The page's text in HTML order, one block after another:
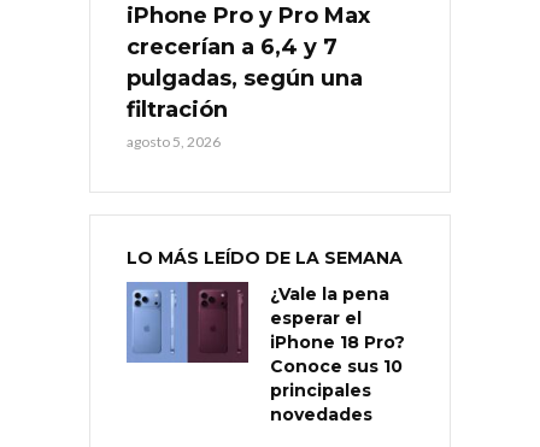
iPhone Pro y Pro Max
crecerían a 6,4 y 7
pulgadas, según una
filtración
agosto 5, 2026
LO MÁS LEÍDO DE LA SEMANA
¿Vale la pena
esperar el
iPhone 18 Pro?
Conoce sus 10
principales
novedades